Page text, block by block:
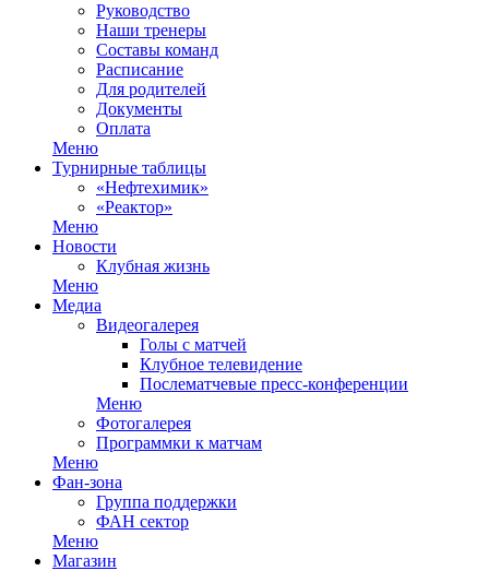
Руководство
Наши тренеры
Составы команд
Расписание
Для родителей
Документы
Оплата
Меню
Турнирные таблицы
«Нефтехимик»
«Реактор»
Меню
Новости
Клубная жизнь
Меню
Медиа
Видеогалерея
Голы с матчей
Клубное телевидение
Послематчевые пресс-конференции
Меню
Фотогалерея
Программки к матчам
Меню
Фан-зона
Группа поддержки
ФАН сектор
Меню
Магазин